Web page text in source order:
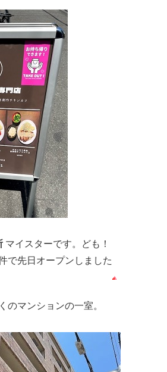
マイスターです。ども！
で先日オープンしました
のマンションの一室。